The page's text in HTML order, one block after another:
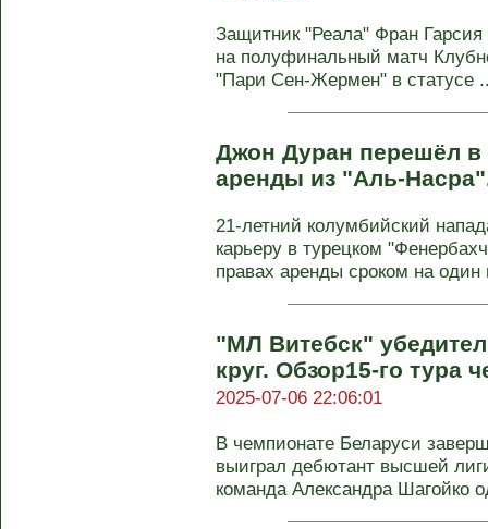
Защитник "Реала" Фран Гарсия
на полуфинальный матч
"Пари Сен-Жермен" в статусе
Джон Дуран перешёл в
аренды из "Аль-
21-летний колумбийский
карьеру в турецком
правах аренды сроком на один
"МЛ Витебск"
круг. Обзор15-го тура
2025-07-06 22:06:01
В чемпионате Беларуси
выиграл дебютант высшей
команда Александра Шагойко